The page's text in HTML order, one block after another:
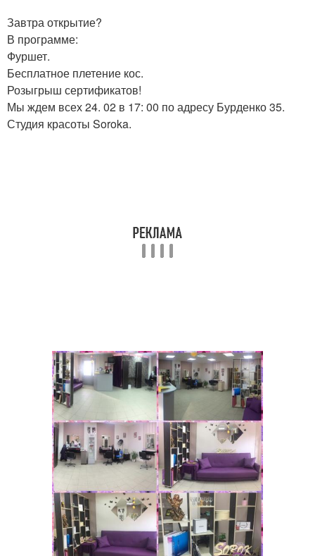
Завтра открытие?
В программе:
Фуршет.
Бесплатное плетение кос.
Розыгрыш сертификатов!
Мы ждем всех 24. 02 в 17: 00 по адресу Бурденко 35.
Студия красоты Soroka.